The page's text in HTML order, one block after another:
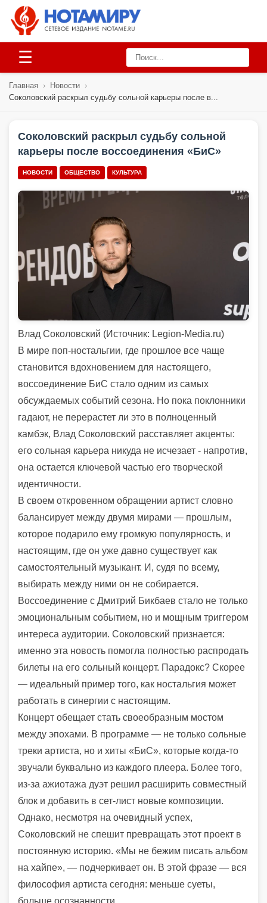
☰
Главная › Новости ›
Соколовский раскрыл судьбу сольной карьеры после в...
Соколовский раскрыл судьбу сольной
карьеры после воссоединения «БиС»
НОВОСТИ ОБЩЕСТВО КУЛЬТУРА
Влад Соколовский (Источник: Legion-Media.ru)
В мире поп-ностальгии, где прошлое все чаще
становится вдохновением для настоящего,
воссоединение БиС стало одним из самых
обсуждаемых событий сезона. Но пока поклонники
гадают, не перерастет ли это в полноценный
камбэк, Влад Соколовский расставляет акценты:
его сольная карьера никуда не исчезает - напротив,
она остается ключевой частью его творческой
идентичности.
В своем откровенном обращении артист словно
балансирует между двумя мирами — прошлым,
которое подарило ему громкую популярность, и
настоящим, где он уже давно существует как
самостоятельный музыкант. И, судя по всему,
выбирать между ними он не собирается.
Воссоединение с Дмитрий Бикбаев стало не только
эмоциональным событием, но и мощным триггером
интереса аудитории. Соколовский признается:
именно эта новость помогла полностью распродать
билеты на его сольный концерт. Парадокс? Скорее
— идеальный пример того, как ностальгия может
работать в синергии с настоящим.
Концерт обещает стать своеобразным мостом
между эпохами. В программе — не только сольные
треки артиста, но и хиты «БиС», которые когда-то
звучали буквально из каждого плеера. Более того,
из-за ажиотажа дуэт решил расширить совместный
блок и добавить в сет-лист новые композиции.
Однако, несмотря на очевидный успех,
Соколовский не спешит превращать этот проект в
постоянную историю. «Мы не бежим писать альбом
на хайпе», — подчеркивает он. В этой фразе — вся
философия артиста сегодня: меньше суеты,